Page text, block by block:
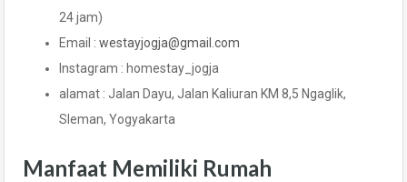
24 jam)
Email : westayjogja@gmail.com
Instagram : homestay_jogja
alamat : Jalan Dayu, Jalan Kaliuran KM 8,5 Ngaglik,
Sleman, Yogyakarta
Manfaat Memiliki Rumah